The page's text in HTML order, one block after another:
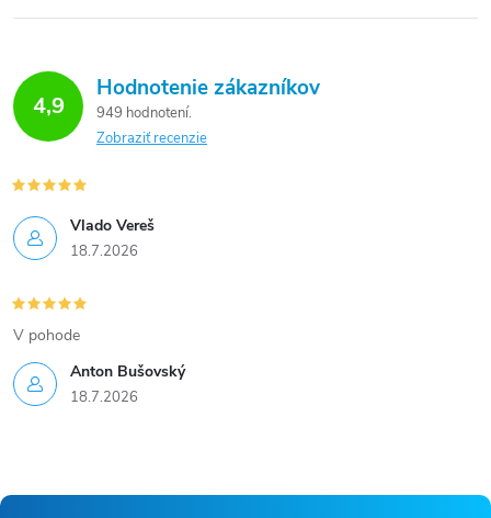
4,9
Hodnotenie zákazníkov
949 hodnotení
Zobraziť recenzie
Vlado Vereš
18.7.2026
Anton Bušovský
18.7.2026
V pohode